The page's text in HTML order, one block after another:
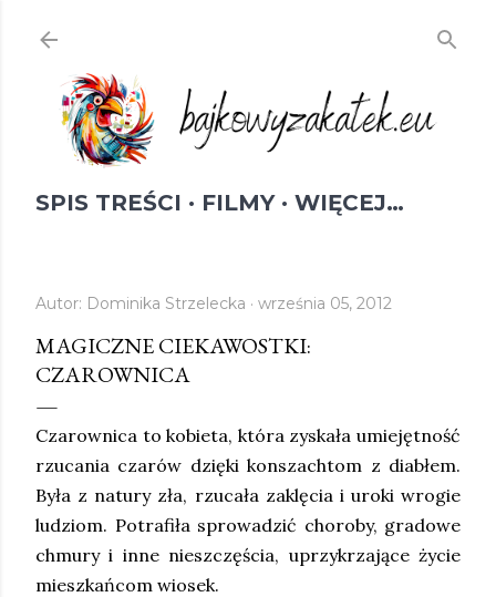
SPIS TREŚCI FILMY WIĘCEJ…
Autor: Dominika Strzelecka września 05, 2012
MAGICZNE CIEKAWOSTKI:
CZAROWNICA
Czarownica to kobieta, która zyskała umiejętność
rzucania czarów dzięki konszachtom z diabłem.
Była z natury zła, rzucała zaklęcia i uroki wrogie
ludziom. Potrafiła sprowadzić choroby, gradowe
chmury i inne nieszczęścia, uprzykrzające życie
mieszkańcom wiosek.